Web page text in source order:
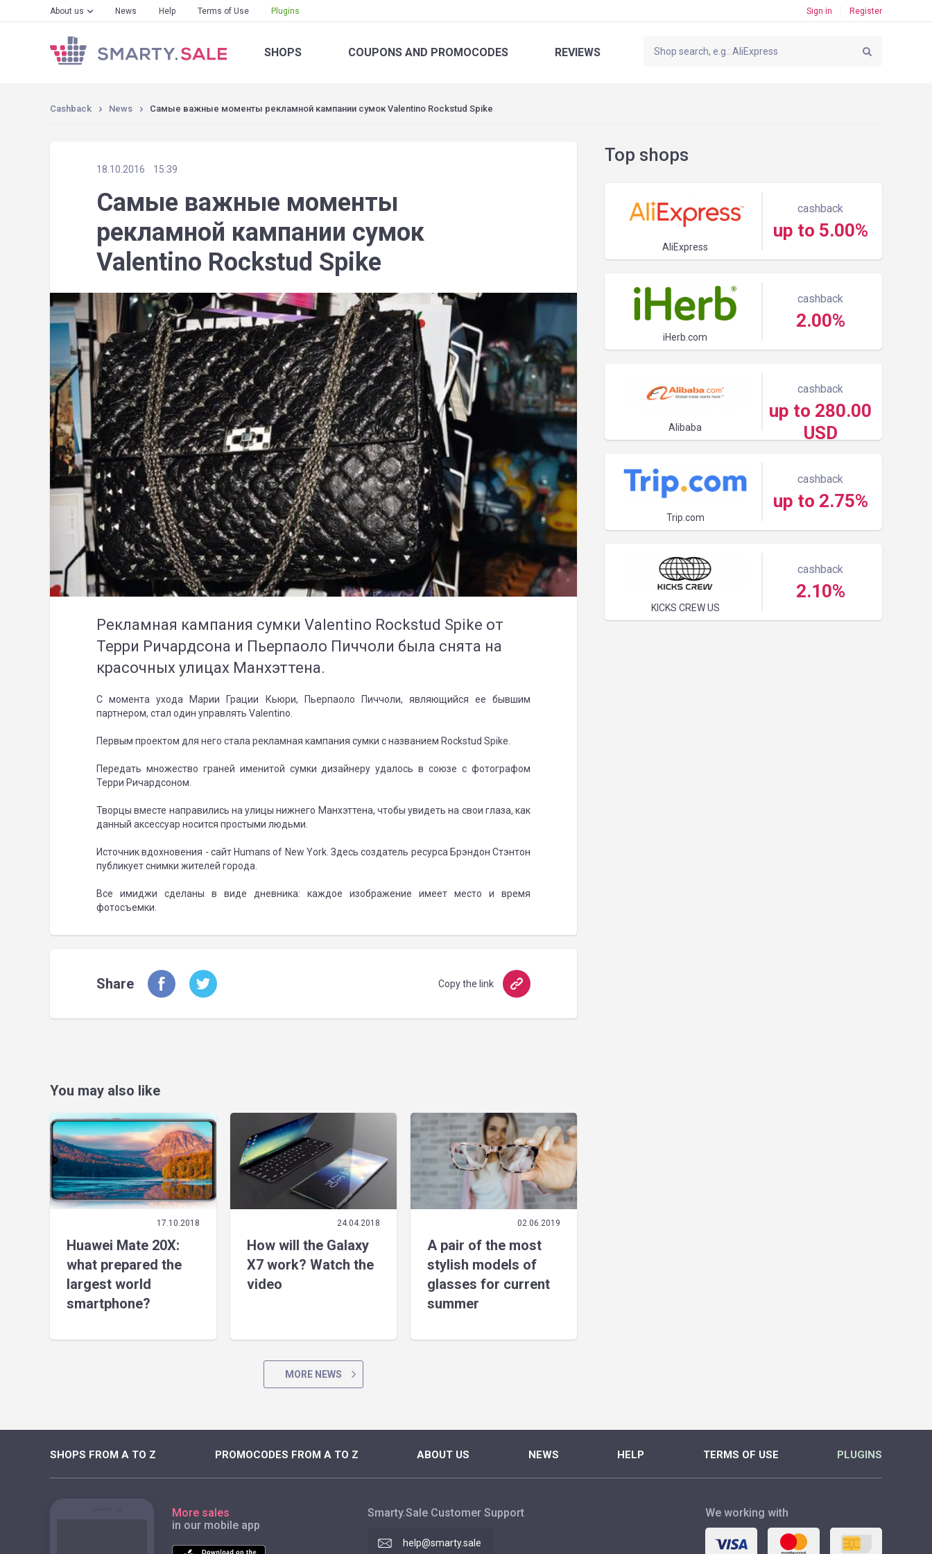
About us News Help Terms of Use Plugins Sign in Register
SHOPS COUPONS AND PROMOCODES REVIEWS
Cashback News Самые важные моменты рекламной кампании сумок Valentino Rockstud Spike
18.10.2016 15:39
Самые важные моменты
рекламной кампании сумок
Valentino Rockstud Spike
Рекламная кампания сумки Valentino Rockstud Spike от
Терри Ричардсона и Пьерпаоло Пиччоли была снята на
красочных улицах Манхэттена.
С момента ухода Марии Грации Кьюри, Пьерпаоло Пиччоли, являющийся ее бывшим
партнером, стал один управлять Valentino.
Первым проектом для него стала рекламная кампания сумки с названием Rockstud Spike.
Передать множество граней именитой сумки дизайнеру удалось в союзе с фотографом
Терри Ричардсоном.
Творцы вместе направились на улицы нижнего Манхэттена, чтобы увидеть на свои глаза, как
данный аксессуар носится простыми людьми.
Источник вдохновения - сайт Humans of New York. Здесь создатель ресурса Брэндон Стэнтон
публикует снимки жителей города.
Все имиджи сделаны в виде дневника: каждое изображение имеет место и время
фотосъемки.
Share Copy the link
You may also like
17.10.2018
Huawei Mate 20X:
what prepared the
largest world
smartphone?
24.04.2018
How will the Galaxy
X7 work? Watch the
video
02.06.2019
A pair of the most
stylish models of
glasses for current
summer
MORE NEWS
Top shops
AliExpress
cashback
up to 5.00%
iHerb.com
cashback
2.00%
Alibaba
cashback
up to 280.00
USD
Trip.com
cashback
up to 2.75%
KICKS CREW US
cashback
2.10%
SHOPS FROM A TO Z PROMOCODES FROM A TO Z ABOUT US NEWS HELP TERMS OF USE PLUGINS
More sales
in our mobile app
We working with
Smarty.Sale Customer Support
help@smarty.sale